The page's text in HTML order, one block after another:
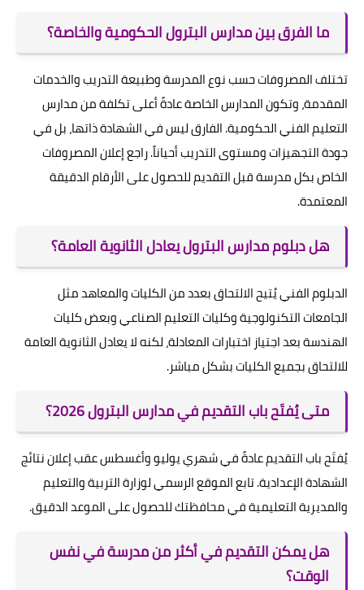
ما الفرق بين مدارس البترول الحكومية والخاصة؟
تختلف المصروفات حسب نوع المدرسة وطبيعة التدريب والخدمات
المقدمة، وتكون المدارس الخاصة عادةً أعلى تكلفة من مدارس
التعليم الفني الحكومية. الفارق ليس في الشهادة ذاتها، بل في
جودة التجهيزات ومستوى التدريب أحياناً. راجع إعلان المصروفات
الخاص بكل مدرسة قبل التقديم للحصول على الأرقام الدقيقة
المعتمدة.
هل دبلوم مدارس البترول يعادل الثانوية العامة؟
الدبلوم الفني يُتيح الالتحاق بعدد من الكليات والمعاهد مثل
الجامعات التكنولوجية وكليات التعليم الصناعي وبعض كليات
الهندسة بعد اجتياز اختبارات المعادلة، لكنه لا يعادل الثانوية العامة
للالتحاق بجميع الكليات بشكل مباشر.
متى يُفتَح باب التقديم في مدارس البترول 2026؟
يُفتَح باب التقديم عادةً في شهري يوليو وأغسطس عقب إعلان نتائج
الشهادة الإعدادية. تابع الموقع الرسمي لوزارة التربية والتعليم
والمديرية التعليمية في محافظتك للحصول على الموعد الدقيق.
هل يمكن التقديم في أكثر من مدرسة في نفس
الوقت؟